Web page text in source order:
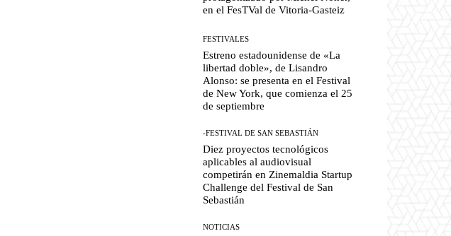
en el FesTVal de Vitoria-Gasteiz
FESTIVALES
Estreno estadounidense de «La
libertad doble», de Lisandro
Alonso: se presenta en el Festival
de New York, que comienza el 25
de septiembre
-FESTIVAL DE SAN SEBASTIÁN
Diez proyectos tecnológicos
aplicables al audiovisual
competirán en Zinemaldia Startup
Challenge del Festival de San
Sebastián
NOTICIAS